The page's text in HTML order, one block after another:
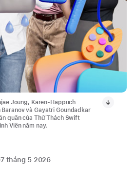
Joung, Karen-Happuch
Baranov và Gayatri Goundadkar
quân của Thử Thách Swift
Viên năm nay.
tháng 5 2026